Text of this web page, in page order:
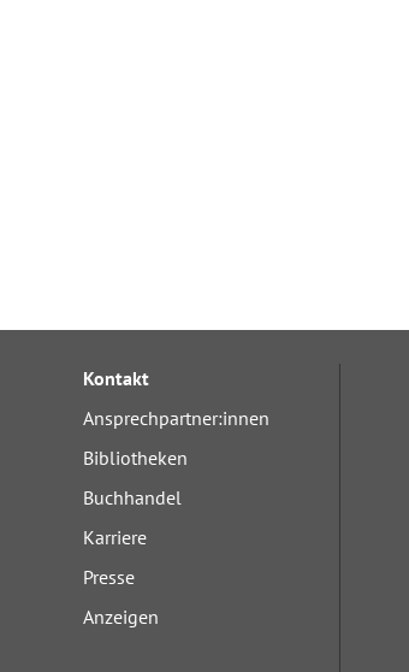
Kontakt
Ansprechpartner:innen
Bibliotheken
Buchhandel
Karriere
Presse
Anzeigen